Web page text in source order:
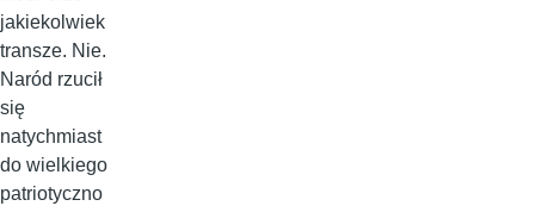
jakiekolwiek
transze. Nie.
Naród rzucił
się
natychmiast
do wielkiego
patriotyczno